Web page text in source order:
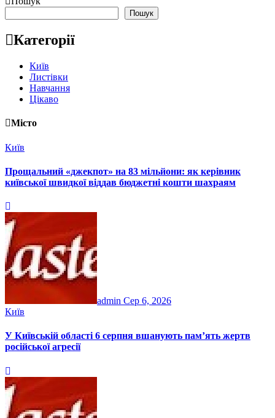
Пошук
Категорії
Київ
Листівки
Навчання
Цікаво
Місто
Київ
Прощальний «джекпот» на 83 мільйони: як керівник
київської швидкої віддав бюджетні кошти шахраям
admin Сер 6, 2026
Київ
У Київській області 6 серпня вшанують пам’ять жертв
російської агресії